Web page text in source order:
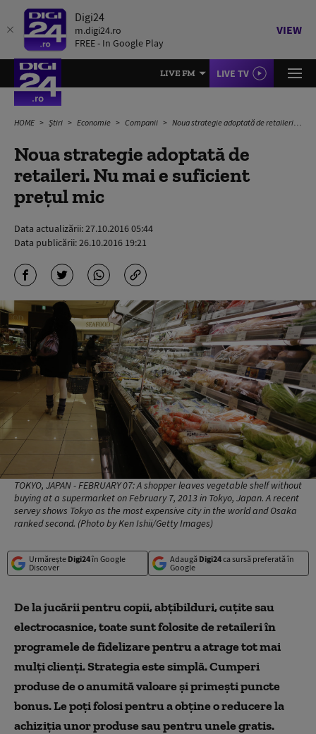
Digi24
m.digi24.ro
FREE - In Google Play
VIEW
LIVE FM LIVE TV
HOME Știri Economie Companii Noua strategie adoptată de retaileri. Nu mai e suficient preţul mic
Noua strategie adoptată de
retaileri. Nu mai e suficient
preţul mic
Data actualizării:27.10.2016 05:44
Data publicării:26.10.2016 19:21
TOKYO, JAPAN - FEBRUARY 07: A shopper leaves vegetable shelf without
buying at a supermarket on February 7, 2013 in Tokyo, Japan. A recent
servey shows Tokyo as the most expensive city in the world and Osaka
ranked second. (Photo by Ken Ishii/Getty Images)
Urmărește Digi24în Google
Discover
Adaugă Digi24ca sursă preferată în
Google
De la jucării pentru copii, abţibilduri, cuţite sau
electrocasnice, toate sunt folosite de retaileri în
programele de fidelizare pentru a atrage tot mai
mulţi clienţi. Strategia este simplă. Cumperi
produse de o anumită valoare şi primeşti puncte
bonus. Le poţi folosi pentru a obţine o reducere la
achiziţia unor produse sau pentru unele gratis.